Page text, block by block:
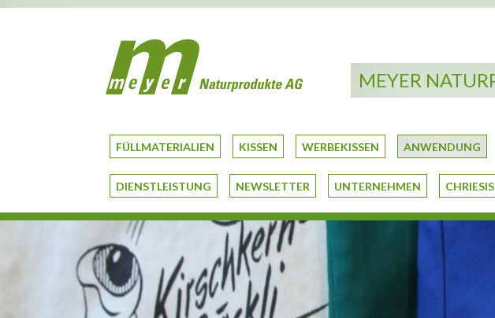
MEYER
FÜLLMATERIALIEN KISSEN WERBEKISSEN ANWENDUNG
DIENSTLEISTUNG NEWSLETTER UNTERNEHMEN